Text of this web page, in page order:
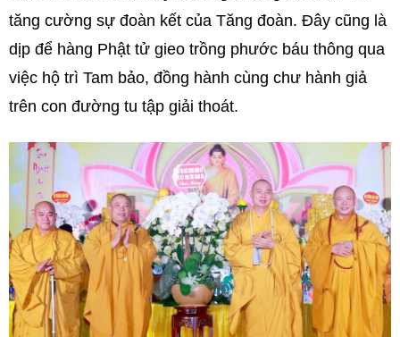
tăng cường sự đoàn kết của Tăng đoàn. Đây cũng là
dịp để hàng Phật tử gieo trồng phước báu thông qua
việc hộ trì Tam bảo, đồng hành cùng chư hành giả
trên con đường tu tập giải thoát.